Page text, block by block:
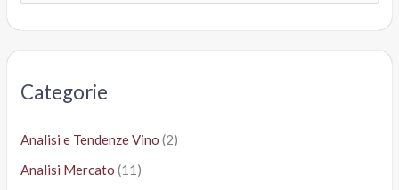
Categorie
Analisi e Tendenze Vino (2)
Analisi Mercato (11)